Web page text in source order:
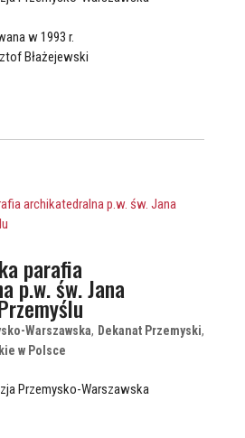
w 1993 r.
Błażejewski
parafia
p.w. św. Jana
Warszawska, Dekanat Przemyski,
w Polsce
Przemysko-Warszawska